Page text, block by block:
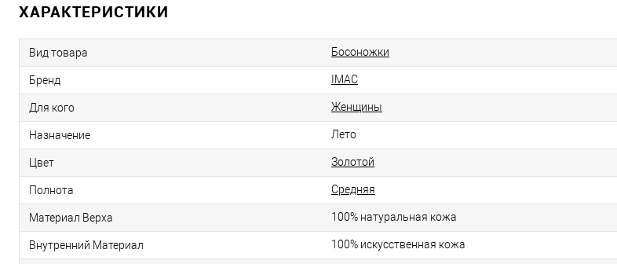
ХАРАКТЕРИСТИКИ
Вид товара Босоножки
Бренд IMAC
Для кого Женщины
Назначение Лето
Цвет Золотой
Полнота Средняя
Материал Верха 100% натуральная кожа
Внутренний Материал 100% искусственная кожа